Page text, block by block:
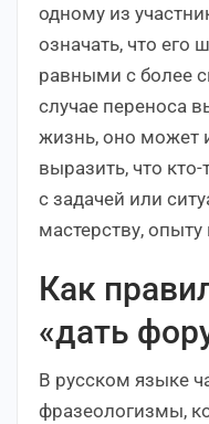
одному из
означать, что его
равными с более
случае переноса
жизнь, оно может
выразить, что
с задачей или
мастерству,
Как
«дать
В русском языке
фразеологизмы,